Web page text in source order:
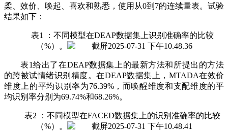
柔、效价、唤起、喜欢和熟悉，使用从0到7的连续量表。试验
结果如下：
表1 ：不同模型在DEAP数据集上识别准确率的比较
（%）。
表1给出了在DEAP数据集上的最新方法和所提出的方法
的跨被试情绪识别精度。在DEAP数据集上，MTADA在效价
维度上的平均识别率为76.39%，而唤醒维度和支配维度的平
均识别率分别为69.74%和68.26%。
表2 ：不同模型在FACED数据集上的识别准确率的比较
（%）。